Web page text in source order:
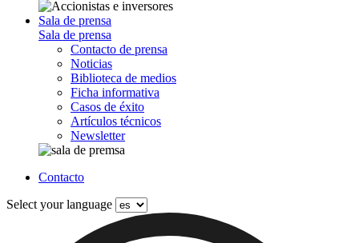
Sala de prensa
Sala de prensa
Contacto de prensa
Noticias
Biblioteca de medios
Ficha informativa
Casos de éxito
Artículos técnicos
Newsletter
Contacto
Select your language